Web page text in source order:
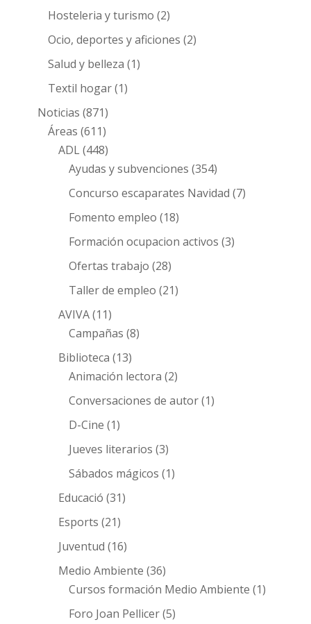
Hosteleria y turismo (2)
Ocio, deportes y aficiones (2)
Salud y belleza (1)
Textil hogar(1)
Noticias (871)
Áreas (611)
ADL(448)
Ayudas y subvenciones (354)
Concurso escaparates Navidad (7)
Fomento empleo (18)
Formación ocupacion activos (3)
Ofertas trabajo (28)
Taller de empleo (21)
AVIVA(11)
Campañas (8)
Biblioteca (13)
Animación lectora (2)
Conversaciones de autor(1)
D-Cine (1)
Jueves literarios (3)
Sábados mágicos (1)
Educació (31)
Esports (21)
Juventud (16)
Medio Ambiente (36)
Cursos formación Medio Ambiente (1)
Foro Joan Pellicer(5)